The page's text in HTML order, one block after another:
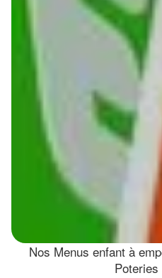
Nos Menus enfant à